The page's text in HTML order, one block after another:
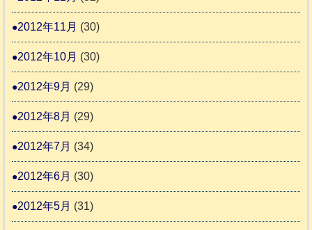
2012年11月 (30)
2012年10月 (30)
2012年9月 (29)
2012年8月 (29)
2012年7月 (34)
2012年6月 (30)
2012年5月 (31)